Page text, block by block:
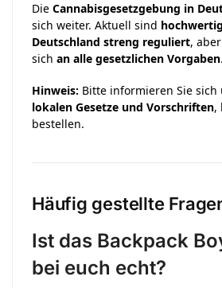
Die Cannabisgesetzgebung in
sich weiter. Aktuell sind
Deutschland streng reguliert,
sich an alle gesetzlichen Vorgaben.
Hinweis: Bitte informieren Sie
lokalen Gesetze und Vorschriften,
bestellen.
Häufig gestellte
Ist das Backpack
bei euch echt?